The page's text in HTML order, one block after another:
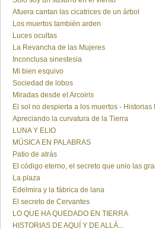
Afuera cantan las cicatrices de un árbol
Los muertos también arden
Luces ocultas
La Revancha de las Mujeres
Inconclusa sinestesia
Mi bien esquivo
Sociedad de lobos
Miradas desde el Arcoiris
El sol no despierta a los muertos -
Apreciando la curvatura de la Tierra
LUNA Y ELIO
MÚSICA EN PALABRAS
Patio de atrás
El código eterno, el secreto que unio las
La plaza
Edelmira y la fábrica de lana
El secreto de Cervantes
LO QUE HA QUEDADO EN TIERRA
HISTORIAS DE AQUÍ Y DE ALLÁ...